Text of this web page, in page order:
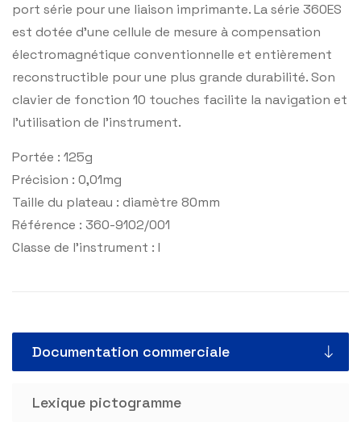
port série pour une liaison imprimante. La série 360ES
est dotée d’une cellule de mesure à compensation
électromagnétique conventionnelle et entièrement
reconstructible pour une plus grande durabilité. Son
clavier de fonction 10 touches facilite la navigation et
l’utilisation de l’instrument.
Portée : 125g
Précision : 0,01mg
Taille du plateau : diamètre 80mm
Référence : 360-9102/001
Classe de l’instrument : I
Documentation commerciale
Lexique pictogramme